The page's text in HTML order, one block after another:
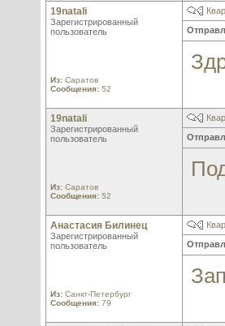
19natali
Зарегистрированный
пользователь
Из: Саратов
Сообщения: 52
19natali
Зарегистрированный
пользователь
Из: Саратов
Сообщения: 52
Анастасия Билинец
Зарегистрированный
пользователь
Из: Санкт-Петербург
Сообщения: 79